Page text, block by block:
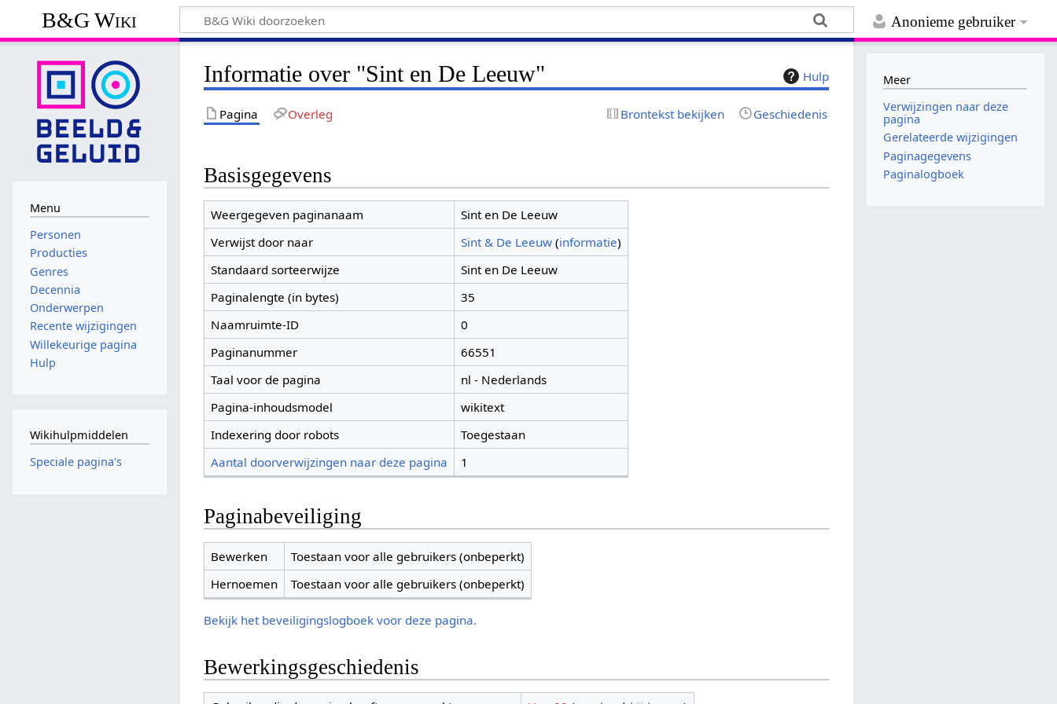
Anonieme gebruiker
B&G Wiki
Hulp
Informatie over "Sint en De Leeuw"
Pagina Overleg Brontekst bekijken Geschiedenis
Basisgegevens
Weergegeven paginanaam
Sint en De Leeuw
Verwijst door naar
Sint & De Leeuw(informatie)
Standaard sorteerwijze
Sint en De Leeuw
Paginalengte (in bytes)
35
Naamruimte-ID
0
Paginanummer
66551
Taal voor de pagina
nl - Nederlands
Pagina-inhoudsmodel
wikitext
Indexering door robots
Toegestaan
Aantal doorverwijzingen naar deze pagina
1
Paginabeveiliging
Bewerken
Toestaan voor alle gebruikers (onbeperkt)
Hernoemen
Toestaan voor alle gebruikers (onbeperkt)
Bekijk het beveiligingslogboek voor deze pagina.
Bewerkingsgeschiedenis
Menu
Personen
Producties
Genres
Decennia
Onderwerpen
Recente wijzigingen
Willekeurige pagina
Hulp
Wikihulpmiddelen
Speciale pagina's
Meer
Verwijzingen naar deze
pagina
Gerelateerde wijzigingen
Paginagegevens
Paginalogboek